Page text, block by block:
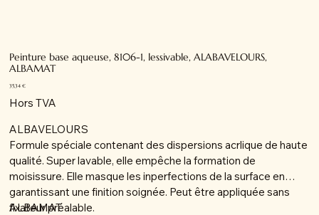
Peinture base aqueuse, 8106-1, lessivable, ALABAVELOURS,
ALBAMAT
Prix
35,34 €
Hors TVA
ALBAVELOURS
Formule spéciale contenant des dispersions acrlique de haute
qualité. Super lavable, elle empêche la formation de
moisissure. Elle masque les inperfections de la surface en
garantissant une finition soignée. Peut être appliquée sans
fixateur préalable.
ALBAMAT